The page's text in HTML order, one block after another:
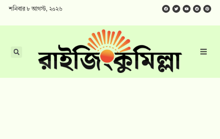
শনিবার ৮ আগস্ট, ২০২৬